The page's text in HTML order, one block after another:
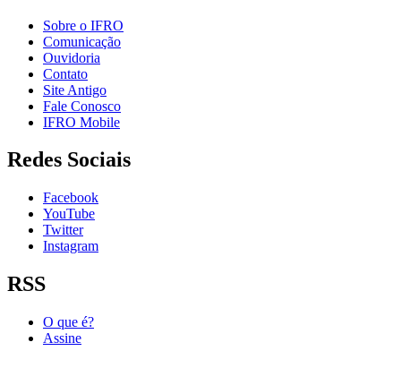
Sobre o IFRO
Comunicação
Ouvidoria
Contato
Site Antigo
Fale Conosco
IFRO Mobile
Redes Sociais
Facebook
YouTube
Twitter
Instagram
RSS
O que é?
Assine